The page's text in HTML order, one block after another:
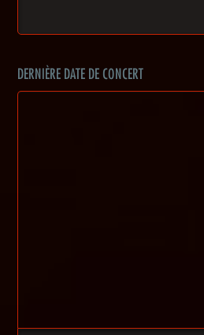
DERNIÈRE DATE DE CONCERT